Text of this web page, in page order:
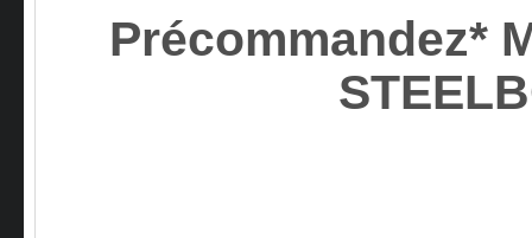
Précommandez*